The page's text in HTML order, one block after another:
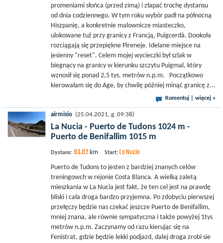
promeniami słońca (przed zimą) i złapać trochę dystansu
od dnia codziennego. W tym roku wybór padł na północną
Hiszpanię, a konkretnie malownicze miasteczko,
ulokowane tuż przy granicy z Francją, Puigcerdà. Dookoła
rozciągają się przepiękne Pireneje. Idelane miejsce na
jesienny "reset". Celem mojej wycieczki był szlak w
biegnący na granicy w kierunku szczytu Puigmal, który
wznosił się ponad 2,5 tys. metrów n.p.m. Początkowo
kierowałam się do Age, by chwilę później minąć granicę z...
Komentuj więcej »
airmisio (25.04.2021, g. 09:38)
La Nucia - Puerto de Tudons 1024 m -
Puerto de Benifallim 1015 m
Dystans: 93.02 km Start: La Nucia
Puerto de Tudons to jesten z bardziej znanych celów
treningowch w rejonie Costa Blanca. A wielką zaletą
mieszkania w La Nucia jest fakt, że ten cel jest na prawdę
bliski i cała droga bardzo przyjemna. Po zdobyciu pierwszej
przełęczy będzie nas czekać jeszcze Puerto de Benifallim,
mniej znana, ale równie sympatyczna i także powyżej 1tys
metrów n.p.m. Zaczynamy od razu kierując się na
Fenistrat, gdzie będzie lekki podjazd, dalej droga zrobi sie